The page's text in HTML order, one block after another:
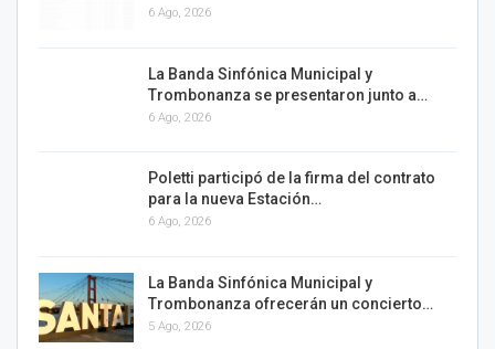
6 Ago, 2026
La Banda Sinfónica Municipal y
Trombonanza se presentaron junto a…
6 Ago, 2026
Poletti participó de la firma del contrato
para la nueva Estación…
6 Ago, 2026
La Banda Sinfónica Municipal y
Trombonanza ofrecerán un concierto…
5 Ago, 2026